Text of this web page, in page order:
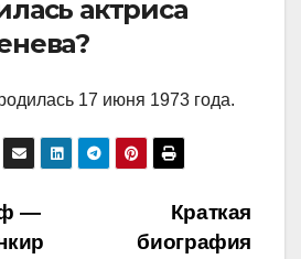
актриса
17 июня 1973 года.
Краткая
биография
—